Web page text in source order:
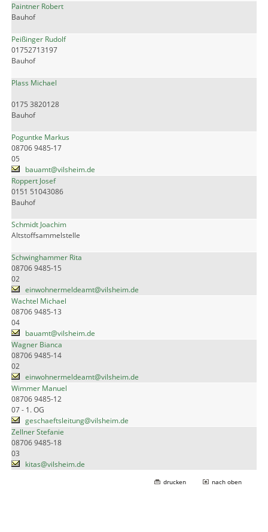
Paintner Robert
Bauhof
Peißinger Rudolf
01752713197
Bauhof
Plass Michael
0175 3820128
Bauhof
Poguntke Markus
08706 9485-17
05
bauamt@vilsheim.de
Roppert Josef
0151 51043086
Bauhof
Schmidt Joachim
Altstoffsammelstelle
Schwinghammer Rita
08706 9485-15
02
einwohnermeldeamt@vilsheim.de
Wachtel Michael
08706 9485-13
04
bauamt@vilsheim.de
Wagner Bianca
08706 9485-14
02
einwohnermeldeamt@vilsheim.de
Wimmer Manuel
08706 9485-12
07 - 1. OG
geschaeftsleitung@vilsheim.de
Zellner Stefanie
08706 9485-18
03
kitas@vilsheim.de
drucken nach oben